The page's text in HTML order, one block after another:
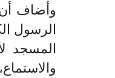
وأضاف أن
الرسول
المسجد